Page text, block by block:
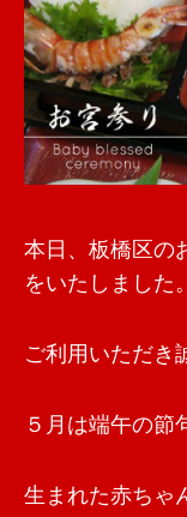
本日、板橋区の
をいたしました。
ご利用いただき
５月は端午の節
生まれた赤ちゃ